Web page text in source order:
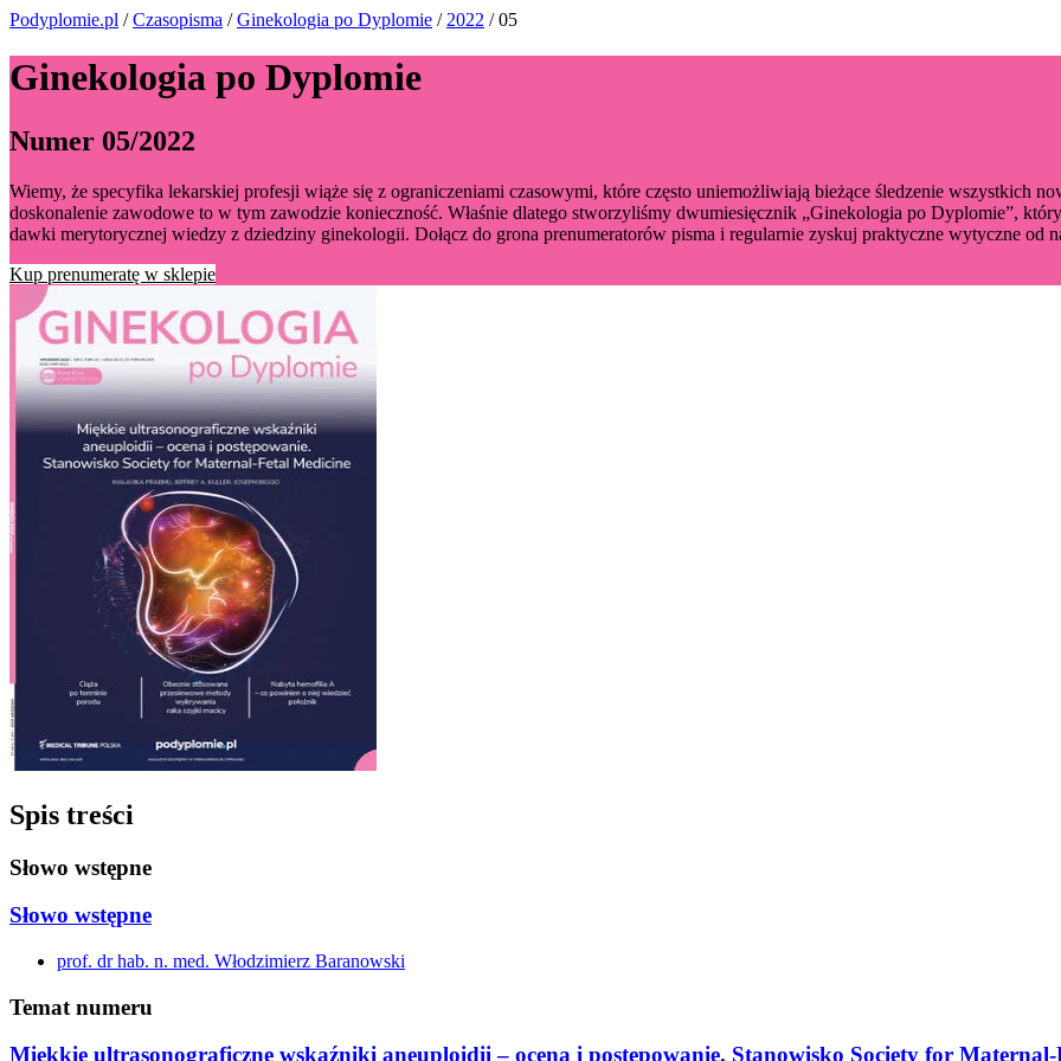
Podyplomie.pl /Czasopisma /Ginekologia po Dyplomie / 2022 / 05
Ginekologia po Dyplomie
Numer 05/2022
Wiemy, że specyfika lekarskiej profesji wiąże się z ograniczeniami czasowymi, które często uniemożliwiają bieżące śledzenie wszystkich
doskonalenie zawodowe to w tym zawodzie konieczność. Właśnie dlatego stworzyliśmy dwumiesięcznik „Ginekologia po Dyplomie”,
dawki merytorycznej wiedzy z dziedziny ginekologii. Dołącz do grona prenumeratorów pisma i regularnie zyskuj praktyczne wytyczne od
Kup prenumeratę w sklepie
Spis treści
Słowo wstępne
Słowo wstępne
prof. dr hab. n. med. Włodzimierz Baranowski
Temat numeru
Miękkie ultrasonograficzne wskaźniki aneuploidii – ocena i postępowanie. Stanowisko Society for